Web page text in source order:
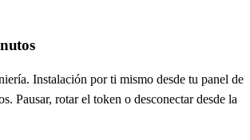
Instalación por ti mismo desde tu panel de
Pausar, rotar el token o desconectar desde la